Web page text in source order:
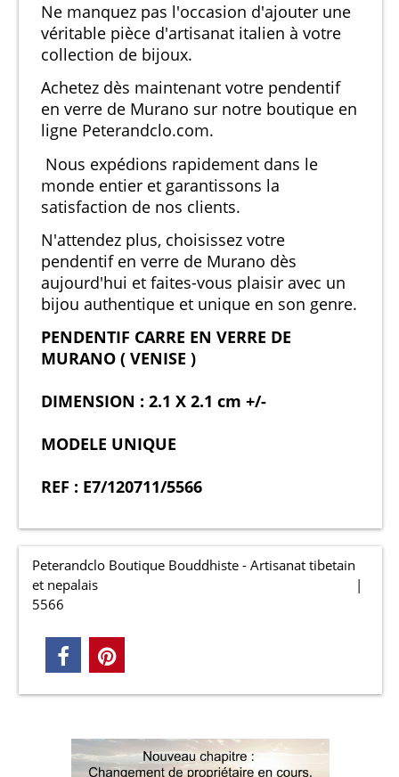
Ne manquez pas l'occasion d'ajouter une
véritable pièce d'artisanat italien à votre
collection de bijoux.
Achetez dès maintenant votre pendentif
en verre de Murano sur notre boutique en
ligne Peterandclo.com.
Nous expédions rapidement dans le
monde entier et garantissons la
satisfaction de nos clients.
N'attendez plus, choisissez votre
pendentif en verre de Murano dès
aujourd'hui et faites-vous plaisir avec un
bijou authentique et unique en son genre.
PENDENTIF CARRE EN VERRE DE
MURANO ( VENISE )
DIMENSION : 2.1 X 2.1 cm +/-
MODELE UNIQUE
REF : E7/120711/5566
Peterandclo Boutique Bouddhiste - Artisanat tibetain
et nepalais
5566